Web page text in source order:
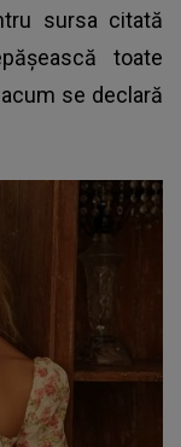
sursa citată
toate
se declară